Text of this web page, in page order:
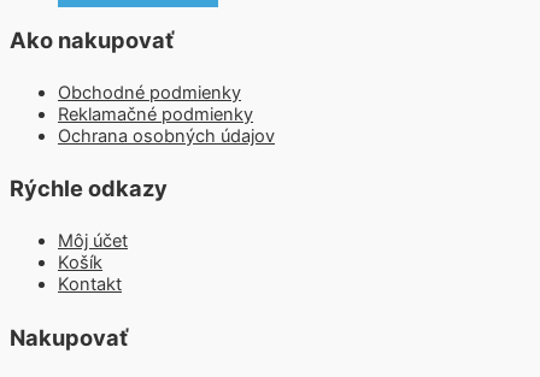
Ako nakupovať
Obchodné podmienky
Reklamačné podmienky
Ochrana osobných údajov
Rýchle odkazy
Môj účet
Košík
Kontakt
Nakupovať